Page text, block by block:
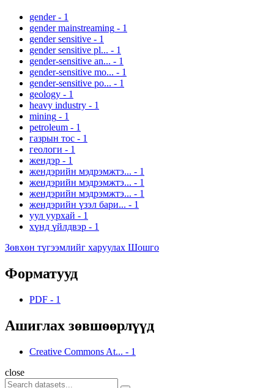
gender - 1
gender mainstreaming - 1
gender sensitive - 1
gender sensitive pl... - 1
gender-sensitive an... - 1
gender-sensitive mo... - 1
gender-sensitive po... - 1
geology - 1
heavy industry - 1
mining - 1
petroleum - 1
газрын тос - 1
геологи - 1
жендэр - 1
жендэрийн мэдрэмжтэ... - 1
жендэрийн мэдрэмжтэ... - 1
жендэрийн мэдрэмжтэ... - 1
жендэрийн үзэл бари... - 1
уул уурхай - 1
хүнд үйлдвэр - 1
Зөвхөн түгээмлийг харуулах Шошго
Форматууд
PDF - 1
Ашиглах зөвшөөрлүүд
Creative Commons At... - 1
close